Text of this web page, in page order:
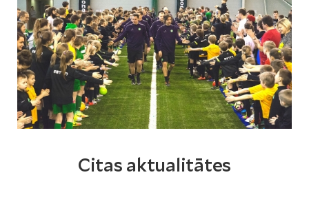
Citas aktualitātes